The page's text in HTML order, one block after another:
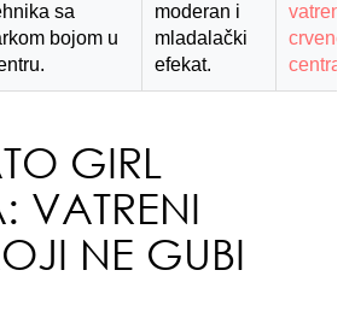
sa
bojom u
moderan i
mladalački
efekat.
vatreno
centra.
GIRL
VATRENI
NE GUBI